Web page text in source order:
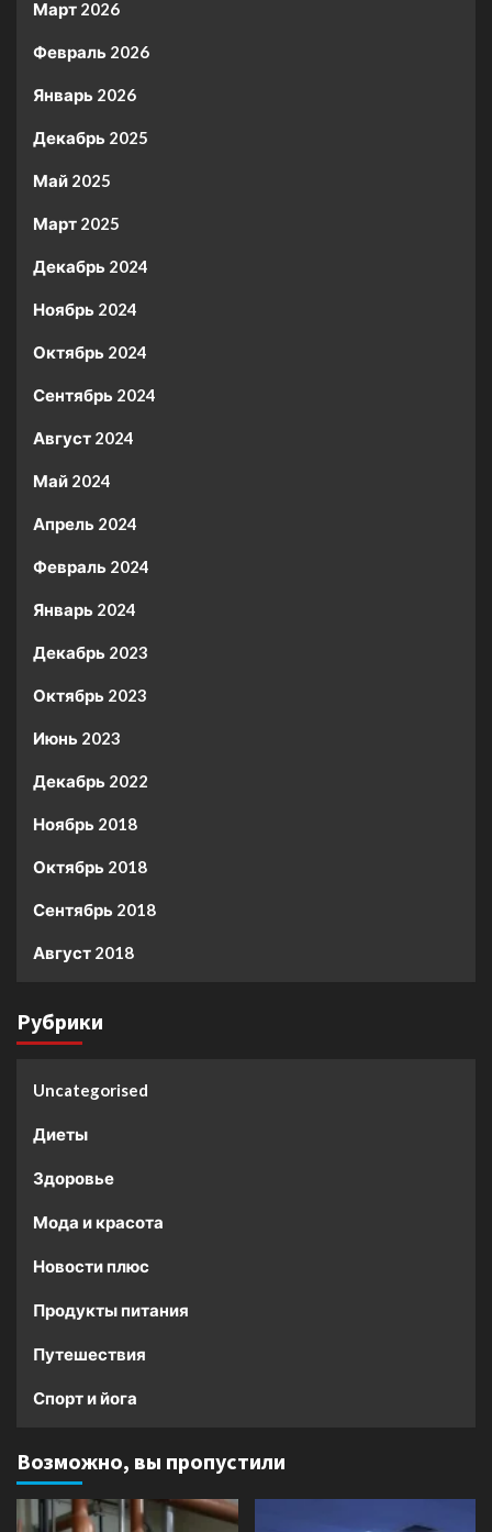
Март 2026
Февраль 2026
Январь 2026
Декабрь 2025
Май 2025
Март 2025
Декабрь 2024
Ноябрь 2024
Октябрь 2024
Сентябрь 2024
Август 2024
Май 2024
Апрель 2024
Февраль 2024
Январь 2024
Декабрь 2023
Октябрь 2023
Июнь 2023
Декабрь 2022
Ноябрь 2018
Октябрь 2018
Сентябрь 2018
Август 2018
Рубрики
Uncategorised
Диеты
Здоровье
Мода и красота
Новости плюс
Продукты питания
Путешествия
Спорт и йога
Возможно, вы пропустили